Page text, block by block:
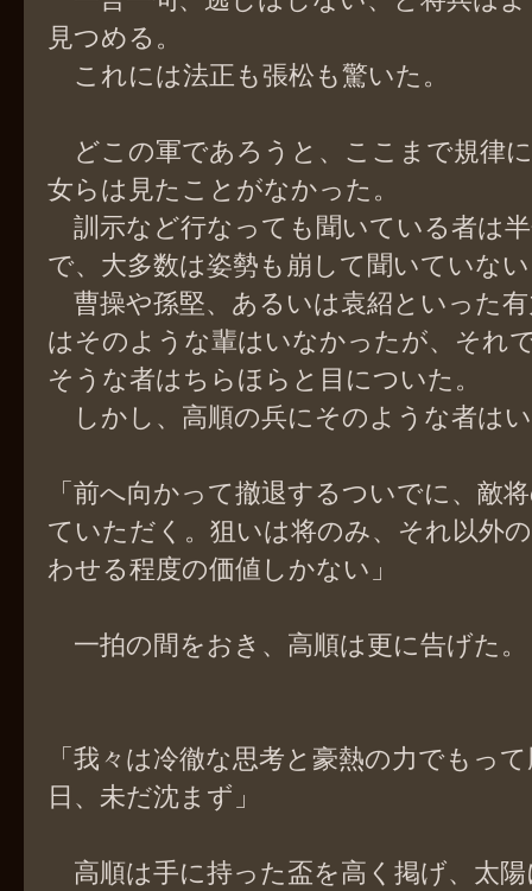
見つめる。
これには法正も張松も驚いた。
どこの軍であろうと、ここまで規律
女らは見たことがなかった。
訓示など行なっても聞いている者は
で、大多数は姿勢も崩して聞いていな
曹操や孫堅、あるいは袁紹といった
はそのような輩はいなかったが、それ
そうな者はちらほらと目についた。
しかし、高順の兵にそのような者は
「前へ向かって撤退するついでに、敵
ていただく。狙いは将のみ、それ以外
わせる程度の価値しかない」
一拍の間をおき、高順は更に告げた。
「我々は冷徹な思考と豪熱の力でもっ
日、未だ沈まず」
高順は手に持った盃を高く掲げ、太